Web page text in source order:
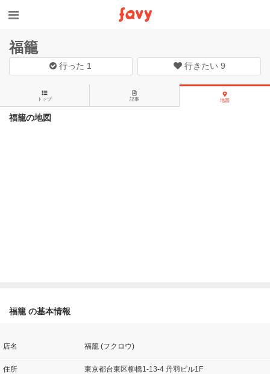
福籠
行った 1 行きたい 9
トップ 記事 地図
福籠の地図
福籠 の基本情報
店名 福籠 (フクロウ)
住所 東京都台東区柳橋1-13-4 丹羽ビル1F